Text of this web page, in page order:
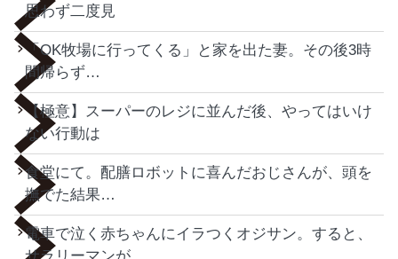
思わず二度見
「OK牧場に行ってくる」と家を出た妻。その後3時
間帰らず…
【極意】スーパーのレジに並んだ後、やってはいけ
ない行動は
食堂にて。配膳ロボットに喜んだおじさんが、頭を
撫でた結果…
電車で泣く赤ちゃんにイラつくオジサン。すると、